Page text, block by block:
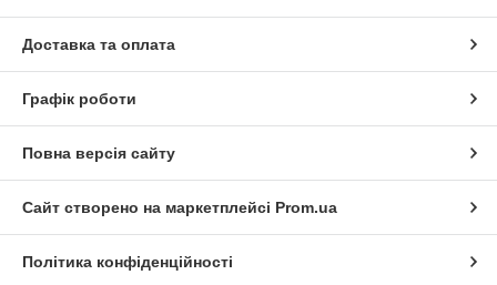
Доставка та оплата
Графік роботи
Повна версія сайту
Сайт створено на маркетплейсі Prom.ua
Політика конфіденційності